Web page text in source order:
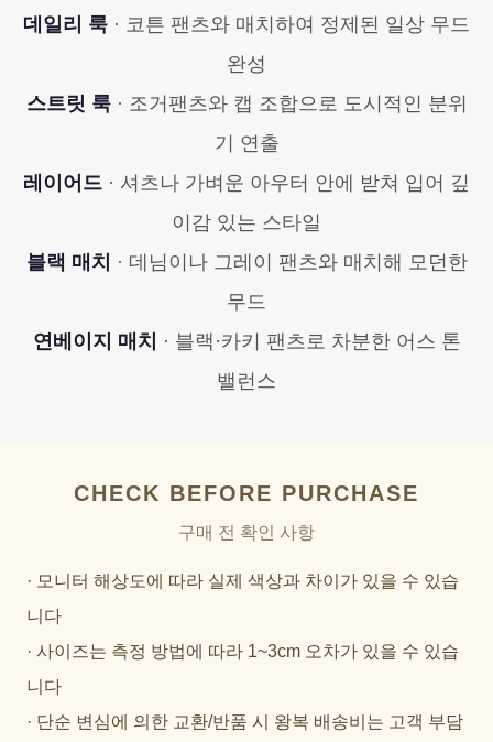
데일리 룩 · 코튼 팬츠와 매치하여 정제된 일상 무드
완성
스트릿 룩· 조거팬츠와 캡 조합으로 도시적인 분위
기 연출
레이어드 · 셔츠나 가벼운 아우터 안에 받쳐 입어 깊
이감 있는 스타일
블랙 매치 · 데님이나 그레이 팬츠와 매치해 모던한
무드
연베이지 매치 · 블랙·카키 팬츠로 차분한 어스 톤
밸런스
CHECK BEFORE PURCHASE
구매 전 확인 사항
· 모니터 해상도에 따라 실제 색상과 차이가 있을 수 있습
니다
· 사이즈는 측정 방법에 따라 1~3cm 오차가 있을 수 있습
니다
· 단순 변심에 의한 교환/반품 시 왕복 배송비는 고객 부담